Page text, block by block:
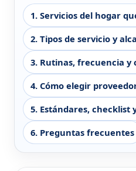
1. Servicios del hogar
2. Tipos de servicio y
3. Rutinas, frecuencia y
4. Cómo elegir
5. Estándares, checklist
6. Preguntas frecuentes